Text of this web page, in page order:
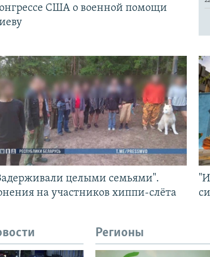
США о военной помощи
целыми семьями".
на участников хиппи-слёта
Регионы